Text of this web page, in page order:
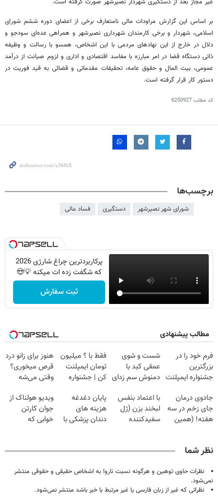
بر اساس این گزارش مراودات مالی نامتعارف برخی از اعضای دوره ششم شورای
اسلامی، شهردار و برخی کارمندان شهرداری نصیرشهر و همراهی عده‌ای سودجو و
دلال در خارج از این نهادهای مردمی با این اشخاص، همسو با رسالت و وظیفه
ذاتی دستگاه قضا در امر مبارزه با مفاسد اقتصادی و اداری و لزوم صیانت از درآمد
عمومی، بیت المال و حقوق عامه، تحقیقات مقدماتی و قضائی به قید فوریت در
دستور کار قرار گرفته است.
کد مطلب6250927
برچسب‌ها
شورای شهر نصیرشهر دستگیری فساد مالی
پرکاربردترین چراغ شارژی 2026
که شگفت زده ات میکنه 💡😍
ثبت سفارش
مطالب پیشنهادی
فرم خود را در
بزرگترین
جشنواره ایمپلنت
فقط ۲۵ میلیون
شست و شوی
عمقی کبد با
دمنوش سم زدای
فقط با ؟ میلیون
تومان ایمپلنت
کن | جشنواره
هنوز برای زانو درد
قرص میخوری؟
وقتی می‌شه
درمانش کرد؟؟؟؟
جادوی درمان
جای زخم در سه
هفته! (همین
با اعتماد بنفس
لبخند بزن (ژل
سفیدکننده
پایان دغدغه
هزینه های
دندان پزشکی با
ویدیو هولناک از
جوان کارتن
خوابی که
نظر شما
نظرات حاوی توهین و هرگونه نسبت ناروا به اشخاص حقیقی و حقوقی منتشر
نمی‌شود.
نظراتی که غیر از زبان فارسی یا غیر مرتبط با خبر باشد منتشر نمی‌شود.